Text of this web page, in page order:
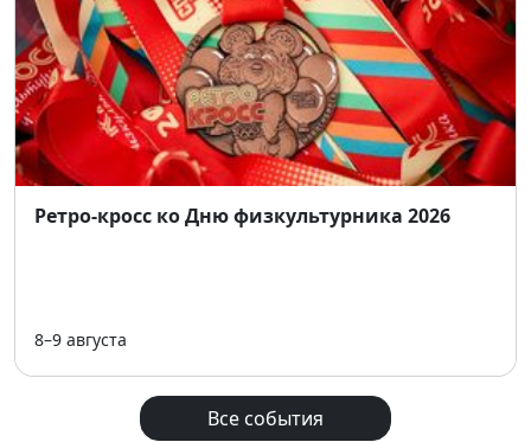
Ретро-кросс ко Дню физкультурника 2026
8–9 августа
Все события